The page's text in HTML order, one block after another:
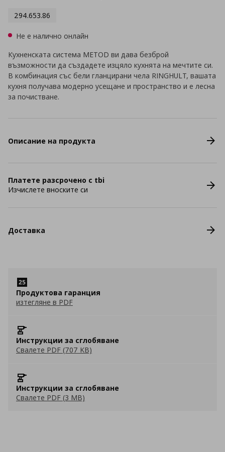
294.653.86
Не е налично онлайн
Кухненската система METOD ви дава безброй
възможности да създадете изцяло кухнята на мечтите си.
В комбинация със бели гланцирани чела RINGHULT, вашата
кухня получава модерно усещане и пространство и е лесна
за почистване.
Описание на продукта
Платете разсрочено с tbi
Изчислете вноските си
Доставка
Продуктова гаранция
изтегляне в PDF
Инструкции за сглобяване
Свалете PDF (707 KB)
Инструкции за сглобяване
Свалете PDF (3 MB)